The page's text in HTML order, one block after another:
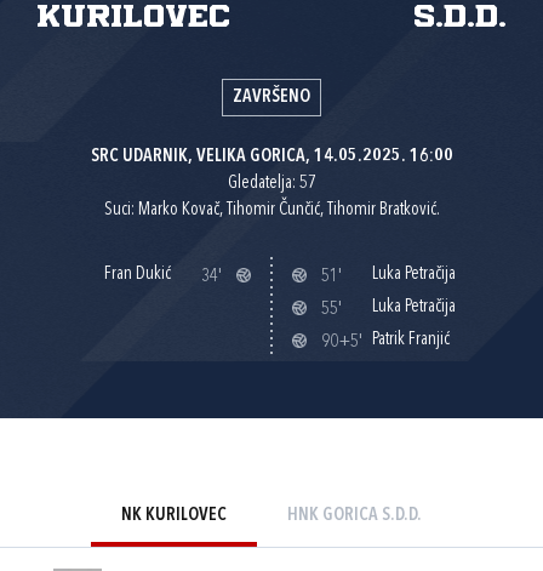
Kurilovec
s.d.d.
ZAVRŠENO
SRC UDARNIK, VELIKA GORICA, 14.05.2025. 16:00
Gledatelja: 57
Suci: Marko Kovač, Tihomir Čunčić, Tihomir Bratković.
Fran Dukić 34' 51'
Luka Petračija
55'
Luka Petračija
90+5'
Patrik Franjić
NK KURILOVEC HNK GORICA S.D.D.